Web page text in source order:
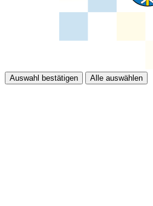
Auswahl bestätigen Alle auswählen